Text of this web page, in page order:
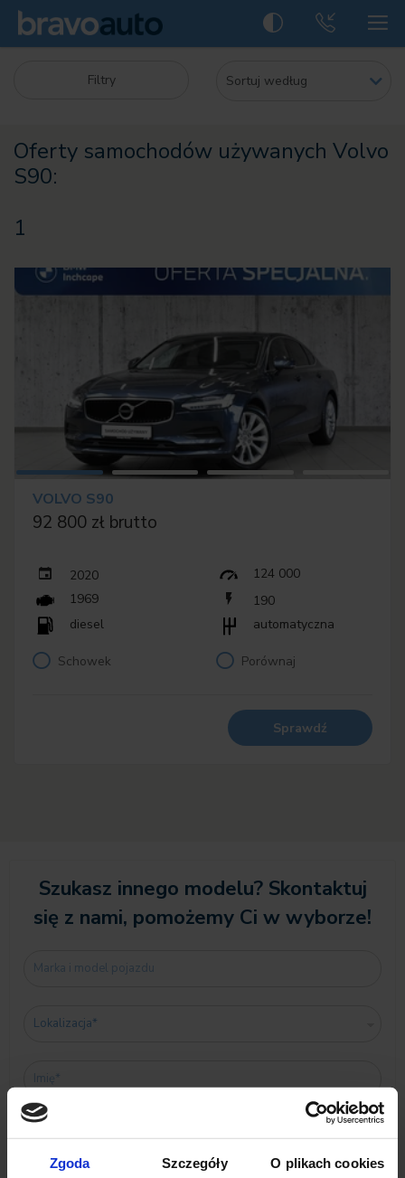
Zgoda Szczegóły O plikach cookies
Filtry
Oferty samochodów używanych Volvo
S90:
1
VOLVO S90
92 800 zł brutto
2020
124 000
1969
190
diesel
automatyczna
Schowek Porównaj
Sprawdź
Szukasz innego modelu? Skontaktuj
się z nami, pomożemy Ci w wyborze!